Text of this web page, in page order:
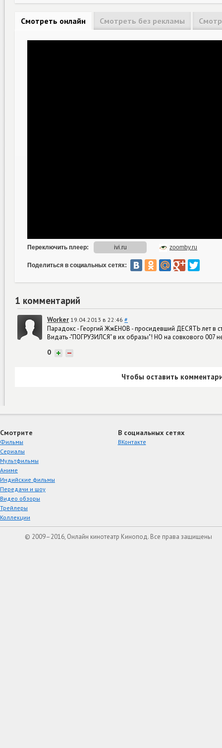
Смотреть онлайн Смотреть без рекламы
Поделиться в социальных сетях:
1 комментарий
Worker 19.04.2013 в 22:46 #
Парадокс - Георгий ЖжЕНОВ - просидевший ДЕСЯТЬ лет
Видать -"ПОГРУЗИЛСЯ" в их образы"! НО на совкового 007
0 + −
Чтобы оставить
Смотрите
Фильмы
Сериалы
Мультфильмы
Аниме
Индийские фильмы
Передачи и шоу
Видео обзоры
Трейлеры
Коллекции
В социальных сетях
ВКонтакте
© 2009–2016, Онлайн кинотеатр Кинопод. Все права защищены